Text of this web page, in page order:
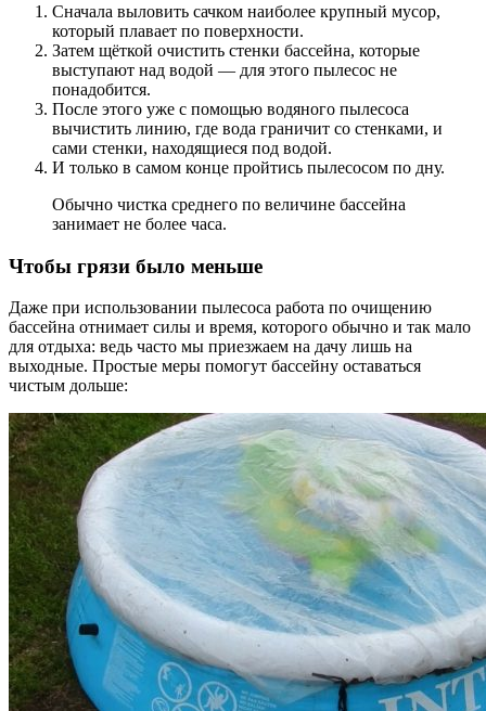
Сначала выловить сачком наиболее крупный мусор,
который плавает по поверхности.
Затем щёткой очистить стенки бассейна, которые
выступают над водой — для этого пылесос не
понадобится.
После этого уже с помощью водяного пылесоса
вычистить линию, где вода граничит со стенками, и
сами стенки, находящиеся под водой.
И только в самом конце пройтись пылесосом по дну.
Обычно чистка среднего по величине бассейна
занимает не более часа.
Чтобы грязи было меньше
Даже при использовании пылесоса работа по очищению
бассейна отнимает силы и время, которого обычно и так мало
для отдыха: ведь часто мы приезжаем на дачу лишь на
выходные. Простые меры помогут бассейну оставаться
чистым дольше: